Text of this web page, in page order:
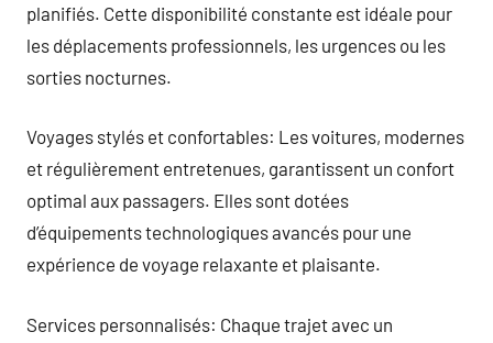
planifiés. Cette disponibilité constante est idéale pour
les déplacements professionnels, les urgences ou les
sorties nocturnes.
Voyages stylés et confortables: Les voitures, modernes
et régulièrement entretenues, garantissent un confort
optimal aux passagers. Elles sont dotées
d’équipements technologiques avancés pour une
expérience de voyage relaxante et plaisante.
Services personnalisés: Chaque trajet avec un